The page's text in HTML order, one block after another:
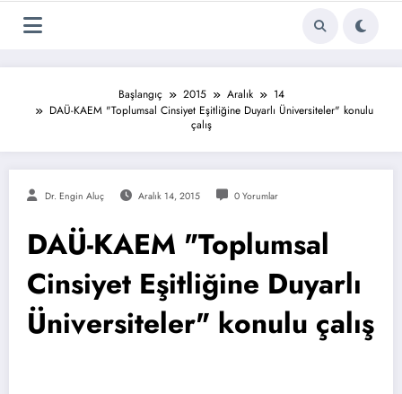
Başlangıç 2015 Aralık
14
DAÜ-KAEM "Toplumsal Cinsiyet Eşitliğine Duyarlı Üniversiteler" konulu
çalış
Dr. Engin Aluç Aralık 14, 2015 0 Yorumlar
DAÜ-KAEM "Toplumsal
Cinsiyet Eşitliğine Duyarlı
Üniversiteler" konulu çalış